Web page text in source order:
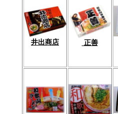
井出商店 正善